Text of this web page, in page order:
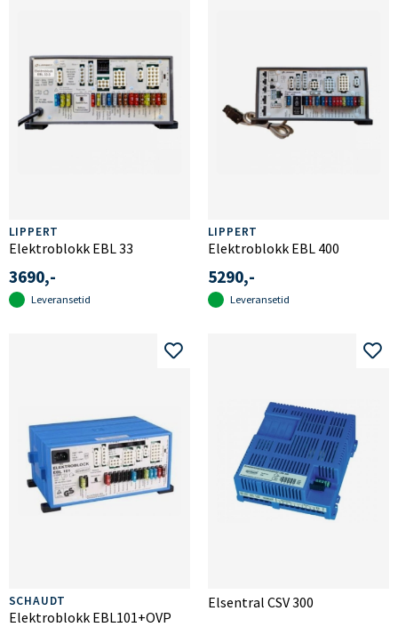
LIPPERT
Elektroblokk EBL 33
3690,-
Leveransetid
LIPPERT
Elektroblokk EBL 400
5290,-
Leveransetid
SCHAUDT
Elektroblokk EBL101+OVP
Elsentral CSV 300